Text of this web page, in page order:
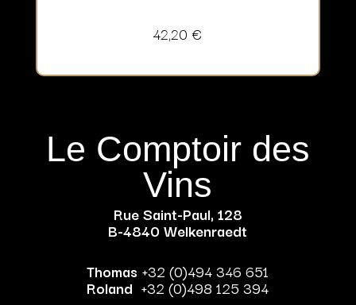
42,20 €
Le Comptoir des
Vins
Rue Saint-Paul, 128
B-4840 Welkenraedt
Thomas +32 (0)494 346 651
Roland +32 (0)498 125 394